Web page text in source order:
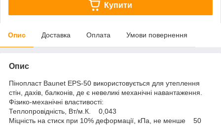
Купити
Опис Доставка Оплата Умови повернення
Опис
Пінопласт Baunet EPS-50 використовується для утеплення
стін, дахів, балконів, де є невеликі механічні навантаження.
Фізико-механічні властивості:
Теплопровідність, Вт/м.К. 0,043
Міцність на стиск при 10% деформації, кПа, не менше 50